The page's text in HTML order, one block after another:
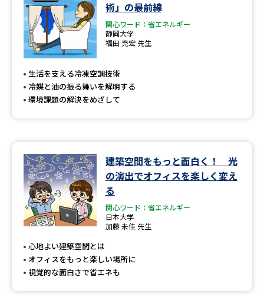
術」の最前線
関心ワード：省エネルギー
静岡大学
福田 充宏 先生
生活を支える冷凍空調技術
冷媒と油の振る舞いを解明する
環境課題の解決をめざして
建築空間をもっと面白く！ 光
の演出でオフィスを楽しく変え
る
関心ワード：省エネルギー
日本大学
加藤 未佳 先生
心地よい建築空間とは
オフィスをもっと楽しい場所に
視覚的な面白さで省エネも